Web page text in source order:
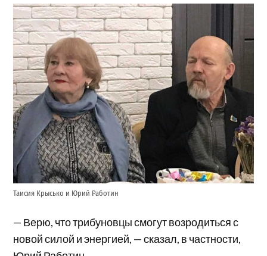
Таисия Крысько и Юрий Работин
— Верю, что трибуновцы смогут возродиться с
новой силой и энергией, — сказал, в частности,